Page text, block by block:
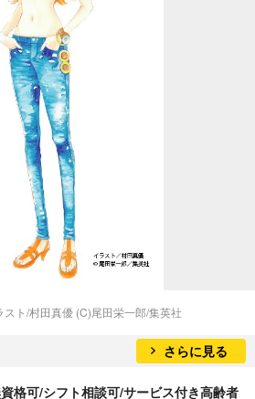
ト/村田真優 (C)尾田栄一郎/集英社
さらに見る
格可/シフト相談可/サービス付き高齢者